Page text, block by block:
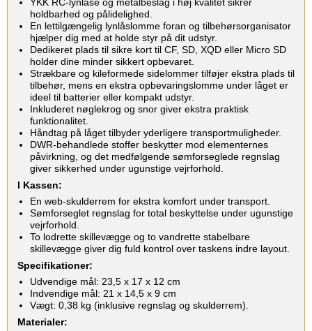
holdbarhed og pålidelighed.
En lettilgængelig lynlåslomme foran og tilbehørsorganisator
hjælper dig med at holde styr på dit udstyr.
Dedikeret plads til sikre kort til CF, SD, XQD eller Micro SD
holder dine minder sikkert opbevaret.
Strækbare og kileformede sidelommer tilføjer ekstra plads til
tilbehør, mens en ekstra opbevaringslomme under låget er
ideel til batterier eller kompakt udstyr.
Inkluderet nøglekrog og snor giver ekstra praktisk
funktionalitet.
Håndtag på låget tilbyder yderligere transportmuligheder.
DWR-behandlede stoffer beskytter mod elementernes
påvirkning, og det medfølgende sømforseglede regnslag
giver sikkerhed under ugunstige vejrforhold.
I Kassen:
En web-skulderrem for ekstra komfort under transport.
Sømforseglet regnslag for total beskyttelse under ugunstige
vejrforhold.
To lodrette skillevægge og to vandrette stabelbare
skillevægge giver dig fuld kontrol over taskens indre layout.
Specifikationer:
Udvendige mål: 23,5 x 17 x 12 cm
Indvendige mål: 21 x 14,5 x 9 cm
Vægt: 0,38 kg (inklusive regnslag og skulderrem).
Materialer: